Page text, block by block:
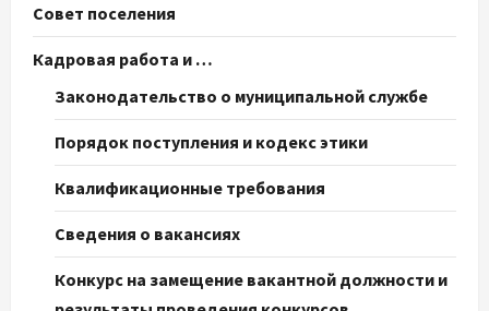
Совет поселения
Кадровая работа и …
Законодательство о муниципальной службе
Порядок поступления и кодекс этики
Квалификационные требования
Сведения о вакансиях
Конкурс на замещение вакантной должности и